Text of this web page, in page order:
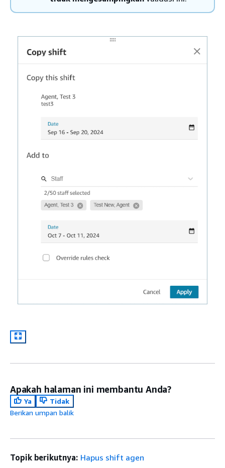
Apakah halaman ini membantu Anda?
Ya
Tidak
Berikan umpan balik
Topik berikutnya: Hapus shift agen